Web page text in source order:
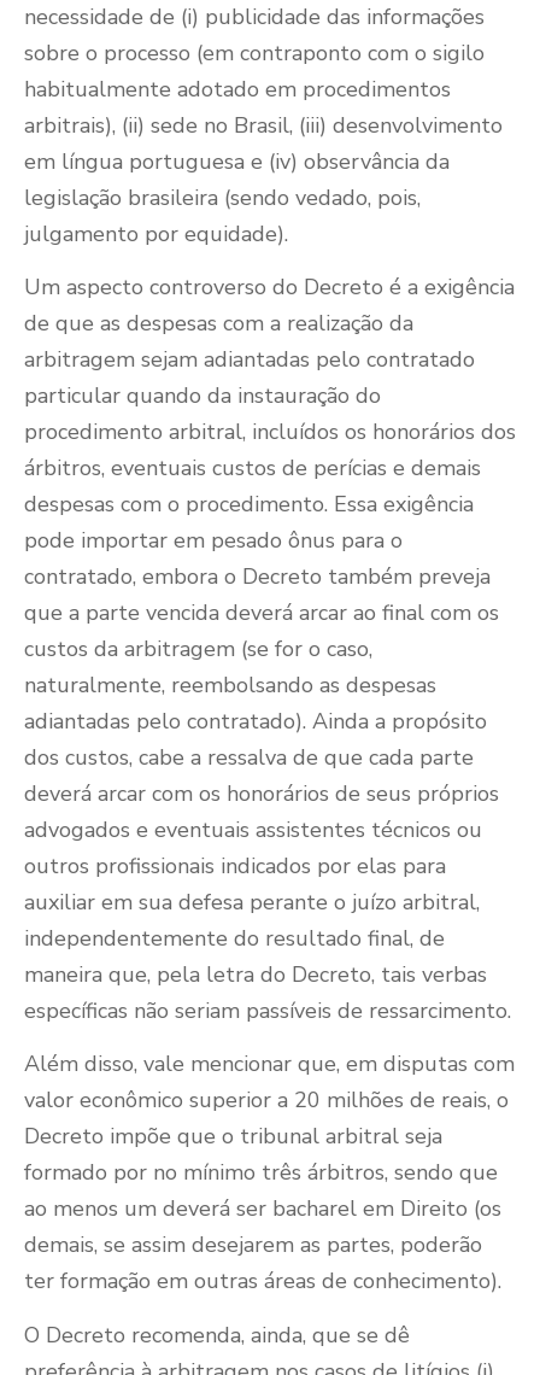
necessidade de (i) publicidade das informações
sobre o processo (em contraponto com o sigilo
habitualmente adotado em procedimentos
arbitrais), (ii) sede no Brasil, (iii) desenvolvimento
em língua portuguesa e (iv) observância da
legislação brasileira (sendo vedado, pois,
julgamento por equidade).
Um aspecto controverso do Decreto é a exigência
de que as despesas com a realização da
arbitragem sejam adiantadas pelo contratado
particular quando da instauração do
procedimento arbitral, incluídos os honorários dos
árbitros, eventuais custos de perícias e demais
despesas com o procedimento. Essa exigência
pode importar em pesado ônus para o
contratado, embora o Decreto também preveja
que a parte vencida deverá arcar ao final com os
custos da arbitragem (se for o caso,
naturalmente, reembolsando as despesas
adiantadas pelo contratado). Ainda a propósito
dos custos, cabe a ressalva de que cada parte
deverá arcar com os honorários de seus próprios
advogados e eventuais assistentes técnicos ou
outros profissionais indicados por elas para
auxiliar em sua defesa perante o juízo arbitral,
independentemente do resultado final, de
maneira que, pela letra do Decreto, tais verbas
específicas não seriam passíveis de ressarcimento.
Além disso, vale mencionar que, em disputas com
valor econômico superior a 20 milhões de reais, o
Decreto impõe que o tribunal arbitral seja
formado por no mínimo três árbitros, sendo que
ao menos um deverá ser bacharel em Direito (os
demais, se assim desejarem as partes, poderão
ter formação em outras áreas de conhecimento).
O Decreto recomenda, ainda, que se dê